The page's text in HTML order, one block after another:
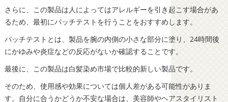
さらに、この製品は人によってはアレルギーを引き起こす場合があ
るため、最初にパッチテストを行うことをおすすめします。
パッチテストとは、製品を腕の内側の小さな部分に塗り、24時間後
にかゆみや炎症などの反応がないか確認することです。
最後に、この製品は白髪染め市場で比較的新しい製品です。
そのため、使用感や効果については個人差がある可能性がありま
す。自分に合うかどうか不安な場合は、美容師やヘアスタイリスト